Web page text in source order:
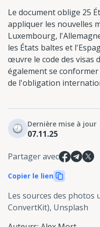
Le document oblige 25
appliquer les nouvelles
Luxembourg,
les États baltes et
œuvre le code des visas
également se
de l'obligation
Dernière mise à jour
07.11.25
Partager avec
Copier le lien
Les sources des photos
ConvertKit), Unsplash